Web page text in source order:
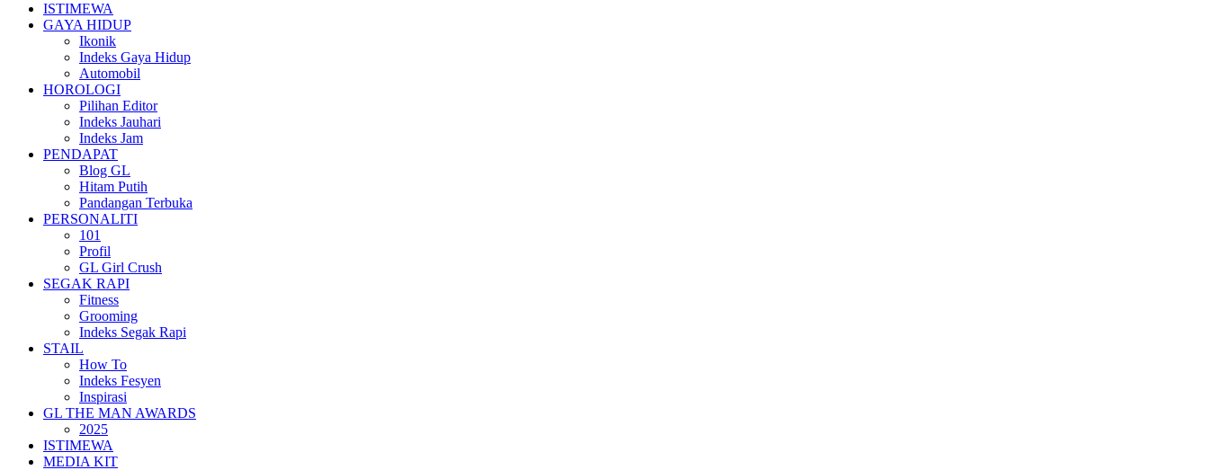
ISTIMEWA
GAYA HIDUP
Ikonik
Indeks Gaya Hidup
Automobil
HOROLOGI
Pilihan Editor
Indeks Jauhari
Indeks Jam
PENDAPAT
Blog GL
Hitam Putih
Pandangan Terbuka
PERSONALITI
101
Profil
GL Girl Crush
SEGAK RAPI
Fitness
Grooming
Indeks Segak Rapi
STAIL
How To
Indeks Fesyen
Inspirasi
GL THE MAN AWARDS
2025
ISTIMEWA
MEDIA KIT